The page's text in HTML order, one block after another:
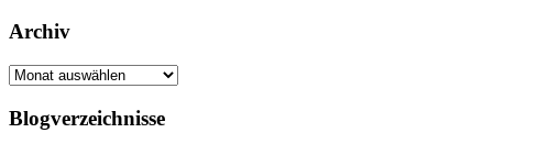
Archiv
Archiv
Blogverzeichnisse